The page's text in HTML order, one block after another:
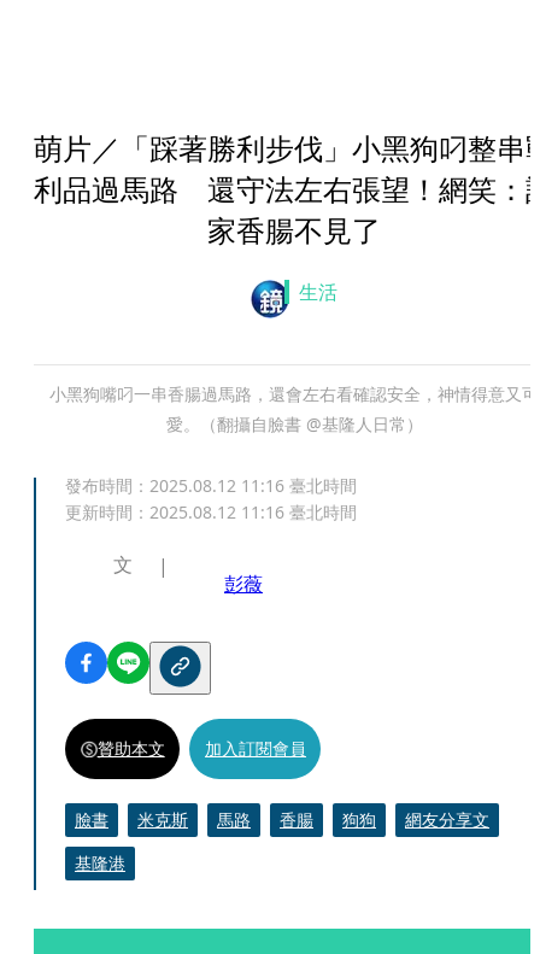
萌片／「踩著勝利步伐」小黑狗叼整串
利品過馬路 還守法左右張望！網笑：
家香腸不見了
生活
小黑狗嘴叼一串香腸過馬路，還會左右看確認安全，神情得意又可
愛。（翻攝自臉書 @基隆人日常）
發布時間： 2025.08.12 11:16 臺北時間
更新時間： 2025.08.12 11:16 臺北時間
文
彭薇
贊助本文 加入訂閱會員
臉書 米克斯 馬路 香腸 狗狗
網友分享文
基隆港